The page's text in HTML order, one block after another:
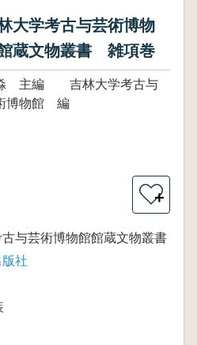
大学考古与芸術博物
蔵文物叢書 雑項巻
主編 吉林大学考古与
博物館 編
＋
与芸術博物館館蔵文物叢書
版社